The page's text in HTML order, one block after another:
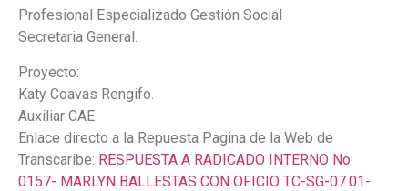
Profesional Especializado Gestión Social
Secretaria General.
Proyecto:
Katy Coavas Rengifo.
Auxiliar CAE
Enlace directo a la Repuesta Pagina de la Web de
Transcaribe: RESPUESTA A RADICADO INTERNO No.
0157- MARLYN BALLESTAS CON OFICIO TC-SG-07.01-